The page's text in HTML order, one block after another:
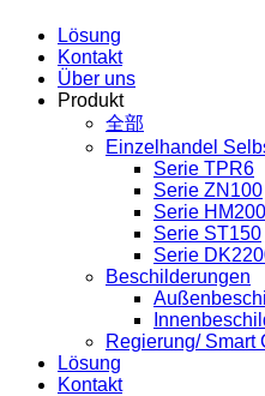
Lösung
Kontakt
Über uns
Produkt
全部
Einzelhandel
Serie TPR6
Serie ZN100
Serie
Serie ST150
Serie
Beschilderungen
Regierung/ Smart
Lösung
Kontakt